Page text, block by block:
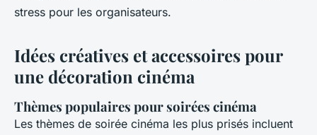
stress pour les organisateurs.
Idées créatives et accessoires pour
une décoration cinéma
Thèmes populaires pour soirées cinéma
Les thèmes de soirée cinéma les plus prisés incluent